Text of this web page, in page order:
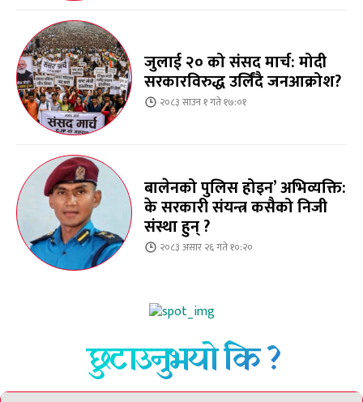
जुलाई २० को संसद मार्च: मोदी
सरकारविरुद्ध उर्लिंदै जनआक्रोश?
२०८३ साउन १ गते १७:०१
बालेनको पुलिस होइन’ अभिव्यक्ति:
के सरकारी संयन्त्र कसैको निजी
संस्था हुन् ?
२०८३ असार २६ गते १०:२०
छुटाउनुभयो कि ?